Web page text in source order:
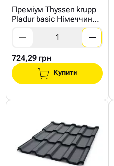
Преміум Thyssen krupp
Pladur basic Німеччина
724,29 грн
Купити